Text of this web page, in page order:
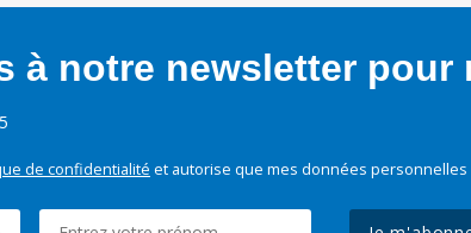
à notre newsletter pour
de confidentialité et autorise que mes données